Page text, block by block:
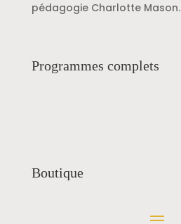
pédagogie Charlotte Mason.
Programmes complets
Boutique